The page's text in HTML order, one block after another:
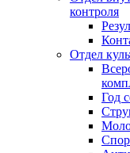
контроля
Отдел
Год